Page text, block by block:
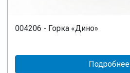
004206 - Горка «Дино»
Подробнее